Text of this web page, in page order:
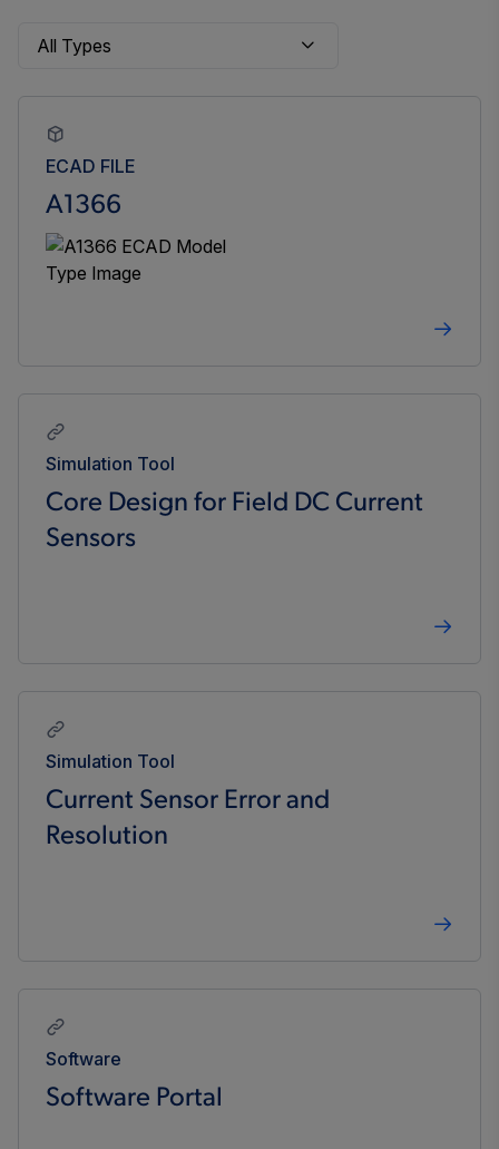
ECAD FILE
A1366
Simulation Tool
Core Design for Field DC Current
Sensors
Simulation Tool
Current Sensor Error and
Resolution
Software
Software Portal